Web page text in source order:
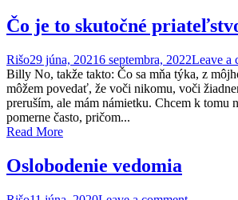
Čo je to skutočné
Rišo29 júna, 20216 septembra, 2022Leave a
Billy No, takže takto: Čo sa mňa týka, z
môžem povedať, že voči nikomu, voči
preruším, ale mám námietku. Chcem k tomu
pomerne často, pričom...
Read More
Oslobodenie vedomia